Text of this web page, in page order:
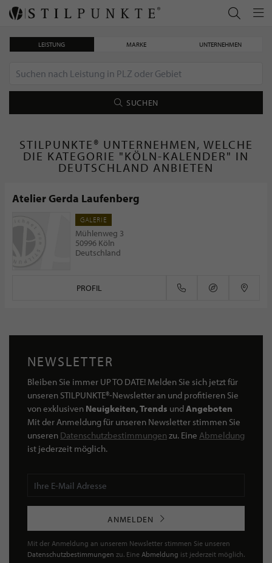
LEISTUNG MARKE UNTERNEHMEN
SUCHEN
STILPUNKTE® UNTERNEHMEN, WELCHE
DIE KATEGORIE "KÖLN-KALENDER" IN
DEUTSCHLAND ANBIETEN
Atelier Gerda Laufenberg
GALERIE
Mühlenweg 3
50996 Köln
Deutschland
PROFIL
NEWSLETTER
Bleiben Sie immer UP TO DATE! Melden Sie sich jetzt für
unseren STILPUNKTE®-Newsletter an und profitieren Sie
von exklusiven Neuigkeiten, Trends undAngeboten
Mit der Anmeldung für unseren Newsletter stimmen Sie
unseren Datenschutzbestimmungen zu. Eine Abmeldung
ist jederzeit möglich.
ANMELDEN
Mit der Anmeldung an unserem Newsletter stimmen Sie unseren
Datenschutzbestimmungen zu. Eine Abmeldung ist jederzeit möglich.